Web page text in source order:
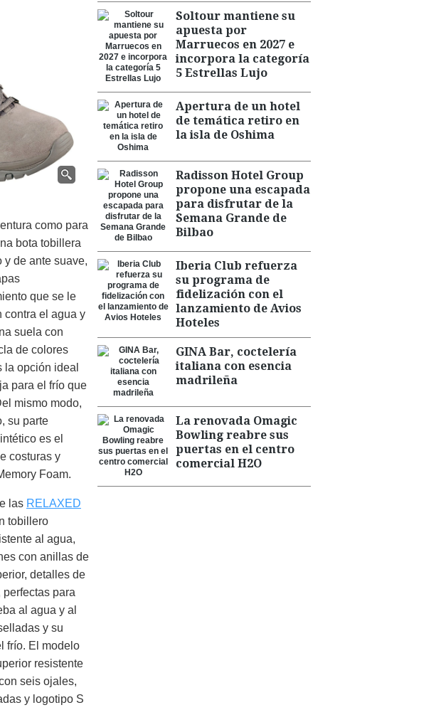
como para
bota tobillera
y de ante suave,
que se le
contra el agua y
suela con
de colores
la opción ideal
para el frío que
mismo modo,
su parte
es el
costuras y
Foam.
las RELAXED
tobillero
al agua,
con anillas de
detalles de
para
al agua y al
y su
frío. El modelo
resistente
seis ojales,
y logotipo S
Soltour mantiene su
apuesta por
Marruecos en 2027 e
incorpora la categoría
5 Estrellas Lujo
Apertura de un hotel
de temática retiro en
la isla de Oshima
Radisson Hotel Group
propone una escapada
para disfrutar de la
Semana Grande de
Bilbao
Iberia Club refuerza
su programa de
fidelización con el
lanzamiento de Avios
Hoteles
GINA Bar, coctelería
italiana con esencia
madrileña
La renovada Omagic
Bowling reabre sus
puertas en el centro
comercial H2O